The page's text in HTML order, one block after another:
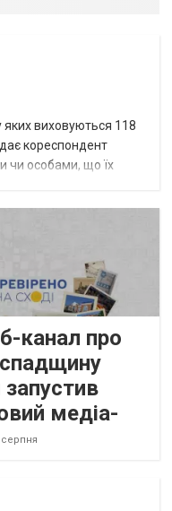
яких виховуються 118
кореспондент
чи особами, що їх
канал про
медіа-